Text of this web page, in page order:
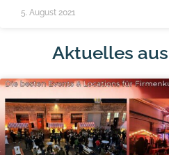
5. August 2021
Aktuelles